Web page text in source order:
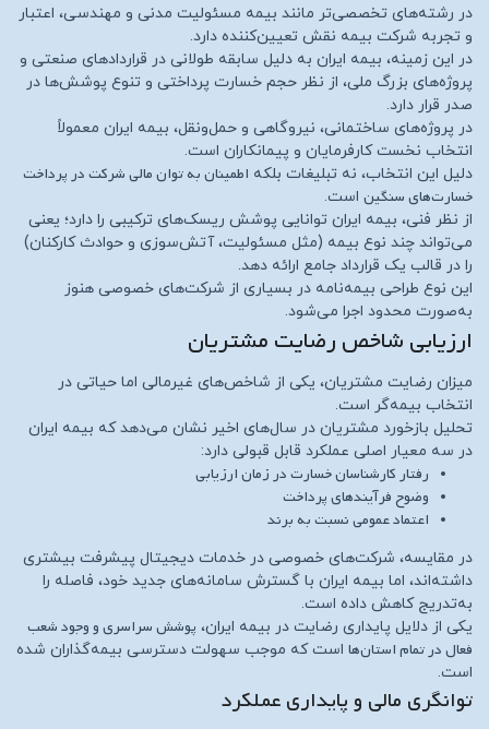
در رشته‌های تخصصی‌تر مانند بیمه مسئولیت مدنی و مهندسی، اعتبار
و تجربه شرکت بیمه نقش تعیین‌کننده دارد.
در این زمینه، بیمه ایران به دلیل سابقه طولانی در قراردادهای صنعتی و
پروژه‌های بزرگ ملی، از نظر حجم خسارت پرداختی و تنوع پوشش‌ها در
صدر قرار دارد.
در پروژه‌های ساختمانی، نیروگاهی و حمل‌ونقل، بیمه ایران معمولاً
انتخاب نخست کارفرمایان و پیمانکاران است.
دلیل این انتخاب، نه تبلیغات بلکه اطمینان به توان مالی شرکت در پرداخت
خسارت‌های سنگین است.
از نظر فنی، بیمه ایران توانایی پوشش ریسک‌های ترکیبی را دارد؛ یعنی
می‌تواند چند نوع بیمه (مثل مسئولیت، آتش‌سوزی و حوادث کارکنان)
را در قالب یک قرارداد جامع ارائه دهد.
این نوع طراحی بیمه‌نامه در بسیاری از شرکت‌های خصوصی هنوز
به‌صورت محدود اجرا می‌شود.
ارزیابی شاخص رضایت مشتریان
میزان رضایت مشتریان، یکی از شاخص‌های غیرمالی اما حیاتی در
انتخاب بیمه‌گر است.
تحلیل بازخورد مشتریان در سال‌های اخیر نشان می‌دهد که بیمه ایران
در سه معیار اصلی عملکرد قابل قبولی دارد:
رفتار کارشناسان خسارت در زمان ارزیابی
وضوح فرآیندهای پرداخت
اعتماد عمومی نسبت به برند
در مقایسه، شرکت‌های خصوصی در خدمات دیجیتال پیشرفت بیشتری
داشته‌اند، اما بیمه ایران با گسترش سامانه‌های جدید خود، فاصله را
به‌تدریج کاهش داده است.
یکی از دلایل پایداری رضایت در بیمه ایران، پوشش سراسری و وجود شعب
فعال در تمام استان‌ها است که موجب سهولت دسترسی بیمه‌گذاران شده
است.
توانگری مالی و پایداری عملکرد